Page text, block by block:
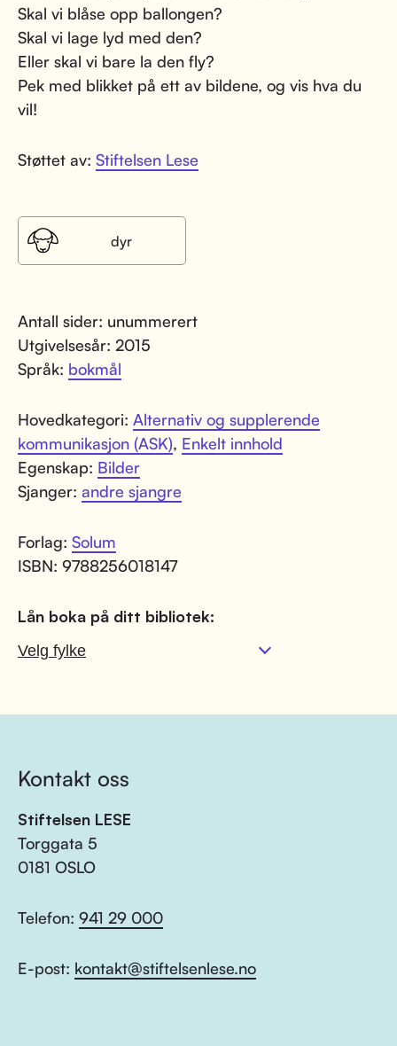
Skal vi blåse opp ballongen?
Skal vi lage lyd med den?
Eller skal vi bare la den fly?
Pek med blikket på ett av bildene, og vis hva du
vil!
Støttet av: Stiftelsen Lese
dyr
Antall sider: unummerert
Utgivelsesår: 2015
Språk: bokmål
Hovedkategori: Alternativ og supplerende
kommunikasjon (ASK), Enkelt innhold
Egenskap: Bilder
Sjanger: andre sjangre
Forlag: Solum
ISBN: 9788256018147
Lån boka på ditt bibliotek:
Kontakt oss
Stiftelsen LESE
Torggata 5
0181 OSLO
Telefon: 941 29 000
E-post: kontakt@stiftelsenlese.no